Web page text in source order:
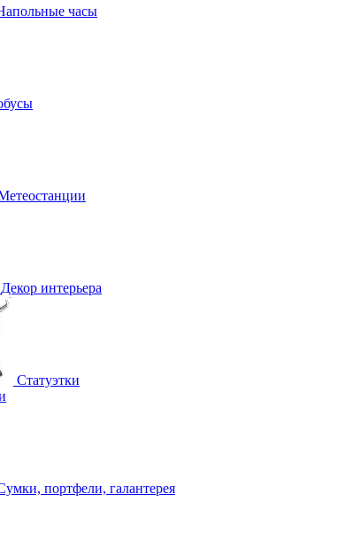
часы
Декор интерьера
Статуэтки
портфели, галантерея